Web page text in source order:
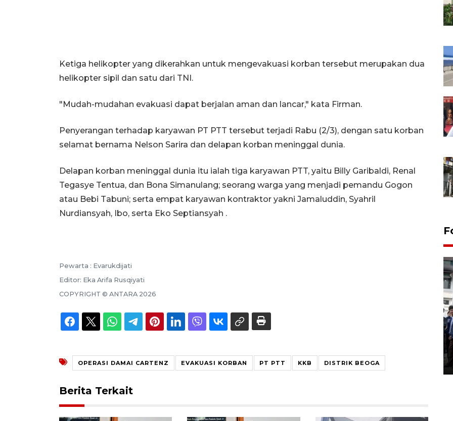
Ketiga helikopter yang dikerahkan untuk mengevakuasi korban tersebut merupakan dua
helikopter sipil dan satu dari TNI.
"Mudah-mudahan evakuasi dapat berjalan aman dan lancar," kata Firman.
Penyerangan terhadap karyawan PT PTT tersebut terjadi Rabu (2/3), dengan satu korban
selamat bernama Nelson Sarira dan delapan korban meninggal dunia.
Delapan korban meninggal dunia itu ialah tiga karyawan PTT, yaitu Billy Garibaldi, Renal
Tegasye Tentua, dan Bona Simanulang; seorang warga yang menjadi pemandu Gogon
atau Bebi Tabuni; serta empat karyawan kontraktor yakni Jamaluddin, Syahril
Nurdiansyah, Ibo, serta Eko Septiansyah .
Pewarta : Evarukdijati
Editor: Eka Arifa Rusqiyati
COPYRIGHT © ANTARA 2026
OPERASI DAMAI CARTENZ EVAKUASI KORBAN PT PTT KKB DISTRIK BEOGA
Berita Terkait
03 August 2026 17:24 WIB